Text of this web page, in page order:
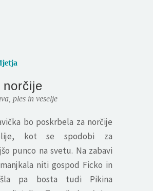
norčije
ples in veselje
bo poskrbela za norčije
kot se spodobi za
punco na svetu. Na zabavi
niti gospod Ficko in
pa bosta tudi Pikina